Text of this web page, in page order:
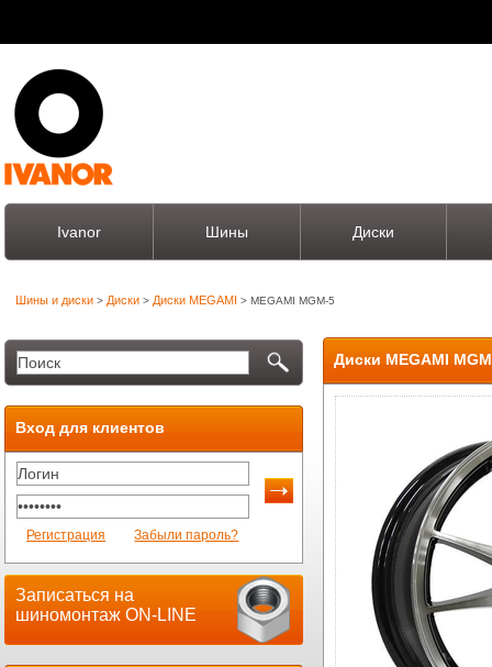
Ivanor Шины Диски
Шины и диски > Диски > Диски MEGAMI > MEGAMI MGM-5
Вход для клиентов
Регистрация Забыли пароль?
Записаться на
шиномонтаж ON-LINE
Диски MEGAMI